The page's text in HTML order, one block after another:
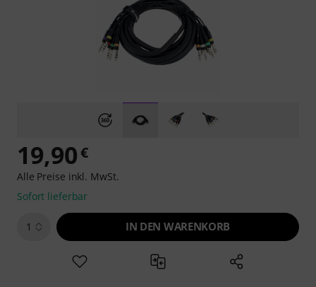
19,90€
Alle Preise inkl. MwSt.
Sofort lieferbar
1 IN DEN WARENKORB